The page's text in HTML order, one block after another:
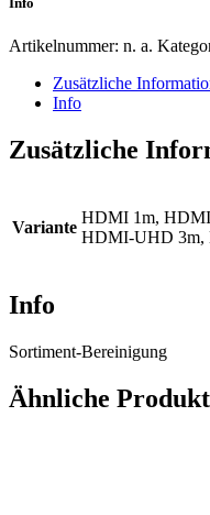
Artikelnummer: n. a.
Zusätzliche
Info
Zusätzliche
Variante
HDMI 1m,
HDMI-UHD 3m,
Info
Sortiment-Bereinigung
Ähnliche